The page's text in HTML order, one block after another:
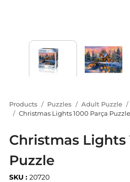
Products Puzzles Adult Puzzle
Christmas Lights 1000 Parça Puzzle
Christmas Lights
Puzzle
SKU : 20720